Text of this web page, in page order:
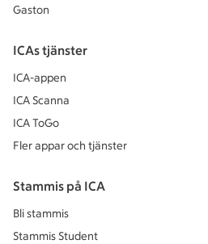
Gaston
ICAs tjänster
ICA-appen
ICA Scanna
ICA ToGo
Fler appar och tjänster
Stammis på ICA
Bli stammis
Stammis Student